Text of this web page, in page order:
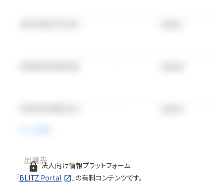
法人向け情報プラットフォーム
「BLITZ Portal 」の有料コンテンツです。
出資先